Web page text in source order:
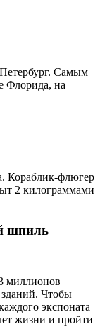
Самым
Флорида, на
Кораблик-флюгер
2 килограммами
шпиль
миллионов
зданий. Чтобы
экспоната
жизни и пройти